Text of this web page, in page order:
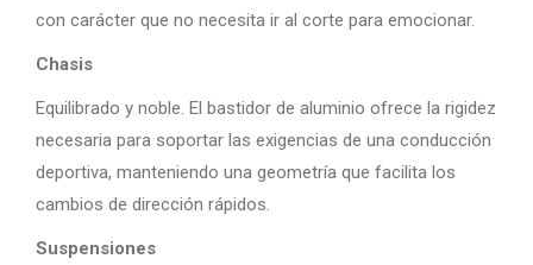
con carácter que no necesita ir al corte para emocionar.
Chasis
Equilibrado y noble. El bastidor de aluminio ofrece la rigidez
necesaria para soportar las exigencias de una conducción
deportiva, manteniendo una geometría que facilita los
cambios de dirección rápidos.
Suspensiones